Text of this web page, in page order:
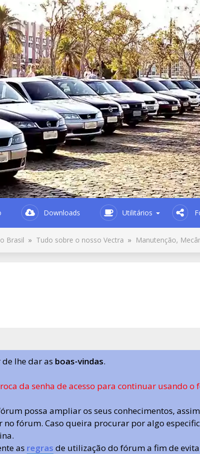
Downloads Utilitários
Brasil » Tudo sobre o nosso Vectra » Manutenção,
lhe dar as boas-vindas.
da senha de acesso para continuar usando o
possa ampliar os seus conhecimentos,
no fórum. Caso queira procurar por algo
as regras de utilização do fórum a fim de